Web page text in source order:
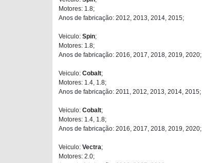
Motores: 1.8;
Anos de fabricação: 2012, 2013, 2014, 2015;
Veiculo: Spin;
Motores: 1.8;
Anos de fabricação: 2016, 2017, 2018, 2019, 2020;
Veiculo: Cobalt;
Motores: 1.4, 1.8;
Anos de fabricação: 2011, 2012, 2013, 2014, 2015;
Veiculo: Cobalt;
Motores: 1.4, 1.8;
Anos de fabricação: 2016, 2017, 2018, 2019, 2020;
Veiculo: Vectra;
Motores: 2.0;